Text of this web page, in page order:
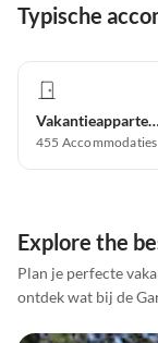
Typische
Vakantieappartement
455 Accommodaties
Explore the
Plan je perfecte
ontdek wat bij de